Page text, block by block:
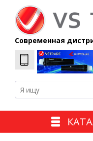
Современная